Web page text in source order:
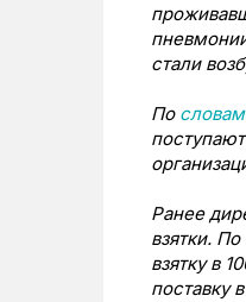
стали
По словам
Ранее
взятки.
взятку в
поставку